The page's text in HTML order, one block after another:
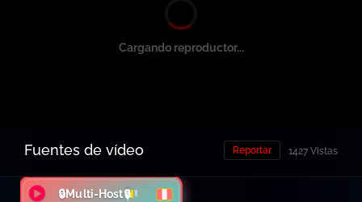
Cargando reproductor...
Fuentes de vídeo 1427 Vistas
Reportar
🔒Multi-Host🔒